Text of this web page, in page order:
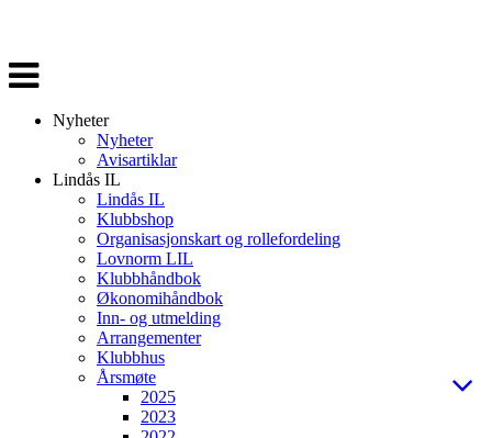
Veksle
navigasjon
Nyheter
Nyheter
Avisartiklar
Lindås IL
Lindås IL
Klubbshop
Organisasjonskart og rollefordeling
Lovnorm LIL
Klubbhåndbok
Økonomihåndbok
Inn- og utmelding
Arrangementer
Klubbhus
Årsmøte
2025
2023